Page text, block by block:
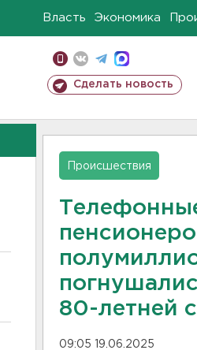
Власть Экономика
Сделать новость
Происшествия
80-летней
09:05 19.06.2025